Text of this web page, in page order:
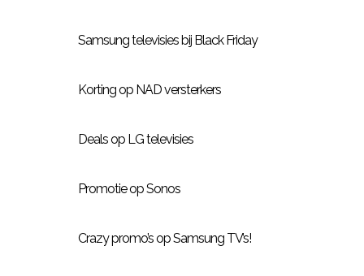
Samsung televisies bij Black Friday
Korting op NAD versterkers
Deals op LG televisies
Promotie op Sonos
Crazy promo’s op Samsung TV’s!